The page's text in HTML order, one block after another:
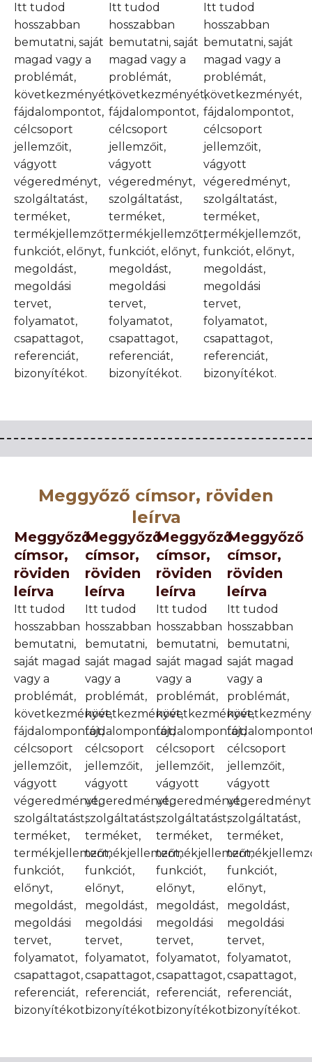
Itt tudod
hosszabban
bemutatni, saját
magad vagy a
problémát,
következményét,
fájdalompontot,
célcsoport
jellemzőit,
vágyott
végeredményt,
szolgáltatást,
terméket,
termékjellemzőt,
funkciót, előnyt,
megoldást,
megoldási
tervet,
folyamatot,
csapattagot,
referenciát,
bizonyítékot.
Itt tudod
hosszabban
bemutatni, saját
magad vagy a
problémát,
következményét,
fájdalompontot,
célcsoport
jellemzőit,
vágyott
végeredményt,
szolgáltatást,
terméket,
termékjellemzőt,
funkciót, előnyt,
megoldást,
megoldási
tervet,
folyamatot,
csapattagot,
referenciát,
bizonyítékot.
Itt tudod
hosszabban
bemutatni, saját
magad vagy a
problémát,
következményét,
fájdalompontot,
célcsoport
jellemzőit,
vágyott
végeredményt,
szolgáltatást,
terméket,
termékjellemzőt,
funkciót, előnyt,
megoldást,
megoldási
tervet,
folyamatot,
csapattagot,
referenciát,
bizonyítékot.
Meggyőző címsor, röviden
leírva
Meggyőző
címsor,
röviden
leírva
Itt tudod
hosszabban
bemutatni,
saját magad
vagy a
problémát,
következményét,
fájdalompontot,
célcsoport
jellemzőit,
vágyott
végeredményt,
szolgáltatást,
terméket,
termékjellemzőt,
funkciót,
előnyt,
megoldást,
megoldási
tervet,
folyamatot,
csapattagot,
referenciát,
bizonyítékot.
Meggyőző
címsor,
röviden
leírva
Itt tudod
hosszabban
bemutatni,
saját magad
vagy a
problémát,
következményét,
fájdalompontot,
célcsoport
jellemzőit,
vágyott
végeredményt,
szolgáltatást,
terméket,
termékjellemzőt,
funkciót,
előnyt,
megoldást,
megoldási
tervet,
folyamatot,
csapattagot,
referenciát,
bizonyítékot.
Meggyőző
címsor,
röviden
leírva
Itt tudod
hosszabban
bemutatni,
saját magad
vagy a
problémát,
következményét,
fájdalompontot,
célcsoport
jellemzőit,
vágyott
végeredményt,
szolgáltatást,
terméket,
termékjellemzőt,
funkciót,
előnyt,
megoldást,
megoldási
tervet,
folyamatot,
csapattagot,
referenciát,
bizonyítékot.
Meggyőző
címsor,
röviden
leírva
Itt tudod
hosszabban
bemutatni,
saját magad
vagy a
problémát,
célcsoport
jellemzőit,
vágyott
szolgáltatást,
terméket,
funkciót,
előnyt,
megoldást,
megoldási
tervet,
folyamatot,
csapattagot,
referenciát,
bizonyítékot.